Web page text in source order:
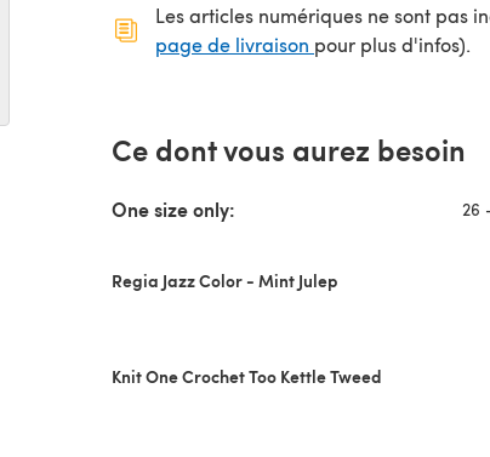
Les articles numériques ne sont pas
page de livraison (s'ouvre dans un
pour plus d'infos).
Ce dont vous aurez besoin
One size only: 26
Regia Jazz Color - Mint Julep
Knit One Crochet Too Kettle Tweed